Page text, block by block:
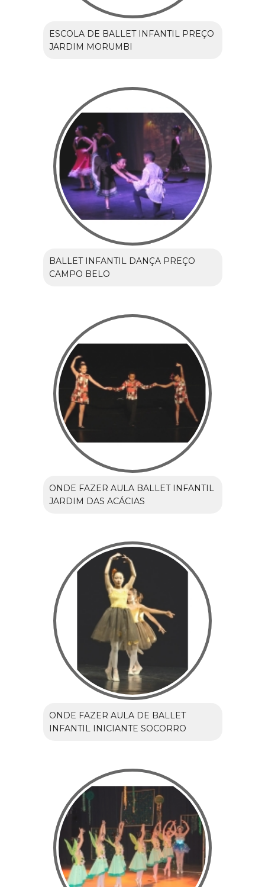
ESCOLA DE BALLET INFANTIL PREÇO
JARDIM MORUMBI
BALLET INFANTIL DANÇA PREÇO
CAMPO BELO
ONDE FAZER AULA BALLET INFANTIL
JARDIM DAS ACÁCIAS
ONDE FAZER AULA DE BALLET
INFANTIL INICIANTE SOCORRO